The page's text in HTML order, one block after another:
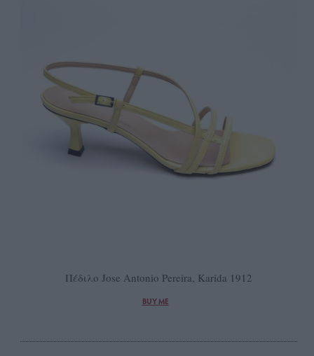
Πέδιλο Jose Antonio Pereira, Karida 1912
BUY ME